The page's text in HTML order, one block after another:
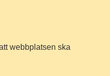
webbplatsen ska